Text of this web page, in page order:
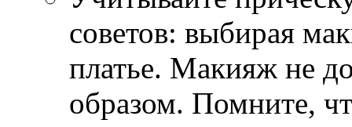
советов: выбирая
платье. Макияж не
образом. Помните,